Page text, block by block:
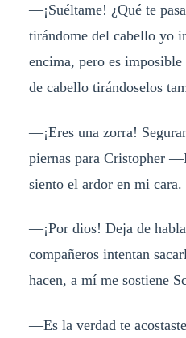
—¡Suéltame! ¿Qué te
tirándome del cabello yo
encima, pero es
de cabello tirándoselos
—¡Eres una zorra!
piernas para Cristopher
siento el ardor en mi cara.
—¡Por dios! Deja de
compañeros intentan
hacen, a mí me sostiene
—Es la verdad te